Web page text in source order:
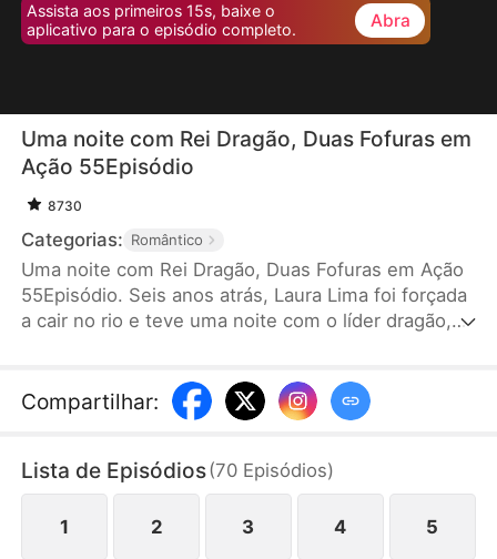
Assista aos primeiros 15s, baixe o
aplicativo para o episódio completo.
Abra
Uma noite com Rei Dragão, Duas Fofuras em
Ação 55Episódio
8730
Categorias: Romântico
Uma noite com Rei Dragão, Duas Fofuras em Ação
55Episódio. Seis anos atrás, Laura Lima foi forçada
a cair no rio e teve uma noite com o líder dragão,
dragão. Seis anos depois, ela retorna com a filha
para buscar a verdade e curá-la, mas mal-
filhas, os dois resolvem os problemas e ficam
juntos.
Compartilhar:
Lista de Episódios(70 Episódios)
1 2 3 4 5